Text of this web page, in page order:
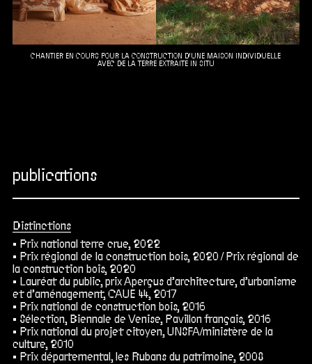
CHANTIER EN COURS POUR LA CONSTRUCTION D'UNE MAISON INDIVIDUELLE
AVEC DE LA TERRE EXTRAITE IN SITU
publications
Distinctions
Prix national terre crue, 2022
Prix régional de la construction bois, 2020 /Prix régional de
la construction bois, 2020
Lauréat du public, prix Aperçus d’architecture, d’urbanisme
et d’aménagement, CAUE 44, 2017
Prix national de construction bois, 2016
Sélection, Biennale de Venise, Pavillon français, 2016
Prix national du projet citoyen, UNSFA/ministère de la
culture, 2010
Prix départemental, les Rubans du patrimoine, 2008